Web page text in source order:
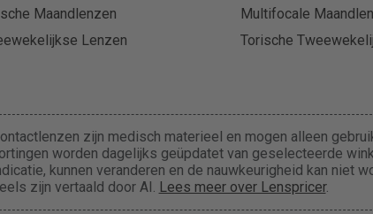
Maandlenzen
Multifocale
Lenzen
Torische
zijn medisch materieel en mogen alleen
worden dagelijks geüpdatet van geselecteerde
kunnen veranderen en de nauwkeurigheid kan niet
zijn vertaald door AI. Lees meer over Lenspricer.